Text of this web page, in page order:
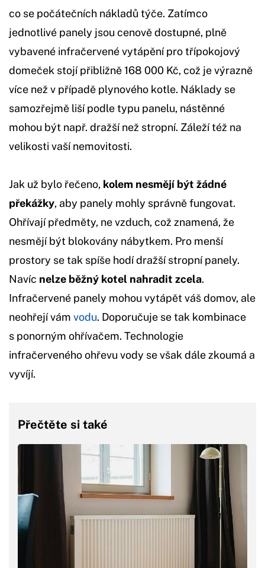
co se počátečních nákladů týče. Zatímco
jednotlivé panely jsou cenově dostupné, plně
vybavené infračervené vytápění pro třípokojový
domeček stojí přibližně 168 000 Kč, což je výrazně
více než v případě plynového kotle. Náklady se
samozřejmě liší podle typu panelu, nástěnné
mohou být např. dražší než stropní. Záleží též na
velikosti vaší nemovitosti.
Jak už bylo řečeno, kolem nesmějí být žádné
překážky, aby panely mohly správně fungovat.
Ohřívají předměty, ne vzduch, což znamená, že
nesmějí být blokovány nábytkem. Pro menší
prostory se tak spíše hodí dražší stropní panely.
Navíc nelze běžný kotel nahradit zcela.
Infračervené panely mohou vytápět váš domov, ale
neohřejí vám vodu. Doporučuje se tak kombinace
s ponorným ohřívačem. Technologie
infračerveného ohřevu vody se však dále zkoumá a
vyvíjí.
Přečtěte si také